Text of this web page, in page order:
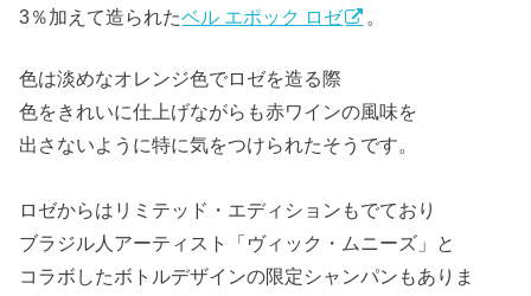
3％加えて造られたベル エポック ロゼ 。
色は淡めなオレンジ色でロゼを造る際
色をきれいに仕上げながらも赤ワインの風味を
出さないように特に気をつけられたそうです。
ロゼからはリミテッド・エディションもでており
ブラジル人アーティスト「ヴィック・ムニーズ」と
コラボしたボトルデザインの限定シャンパンもありま